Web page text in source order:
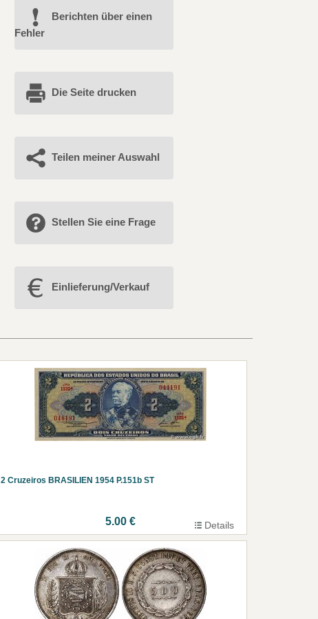
Berichten über einen
Fehler
Die Seite drucken
Teilen meiner Auswahl
Stellen Sie eine Frage
Einlieferung/Verkauf
2 Cruzeiros BRASILIEN 1954 P.151b ST
5.00 € Details